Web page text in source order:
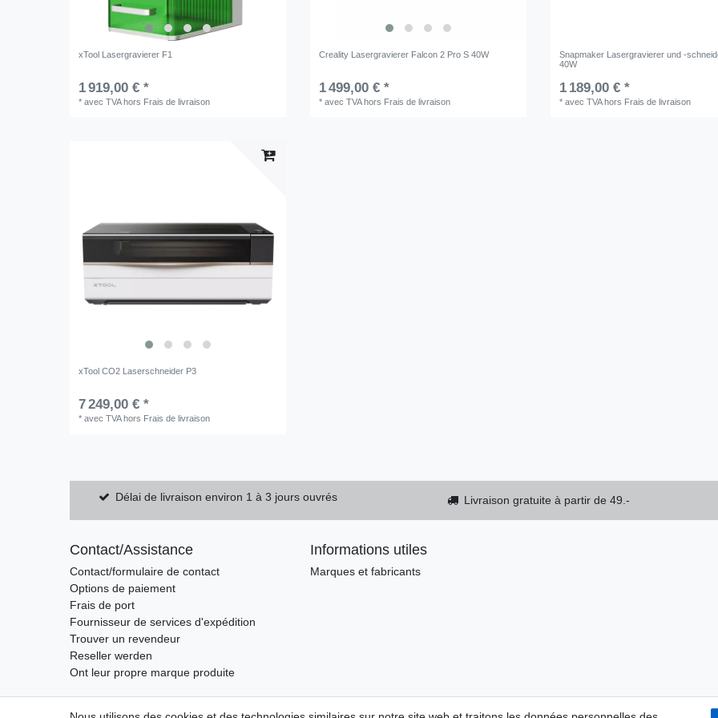
xTool Lasergravierer F1
1 919,00 € *
*avec TVAhors Frais de livraison
Creality Lasergravierer Falcon 2 Pro S 40W
1 499,00 € *
*avec TVAhors Frais de livraison
Snapmaker Lasergravierer und -
40W
1 189,00 € *
*avec TVAhors Frais de livraison
xTool CO2 Laserschneider P3
7 249,00 € *
*avec TVAhors Frais de livraison
Délai de livraison environ 1 à 3 jours ouvrés Livraison gratuite à partir de 49.-
Contact/Assistance
Contact/formulaire de contact
Options de paiement
Frais de port
Fournisseur de services d'expédition
Trouver un revendeur
Reseller werden
Ont leur propre marque produite
Informations utiles
Marques et fabricants